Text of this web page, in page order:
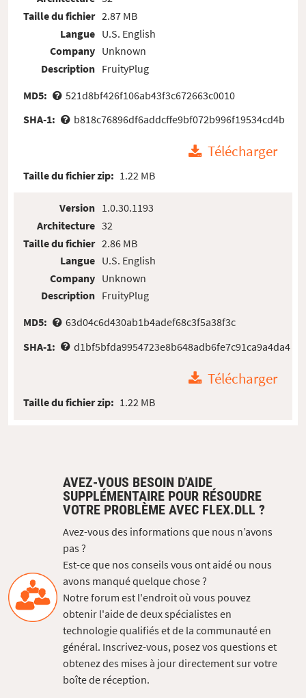
Taille du fichier
Langue
Company
Description
2.87 MB
U.S. English
Unknown
FruityPlug
MD5:
521d8bf426f106ab43f3c672663c0010
SHA-1:
b818c76896df6addcffe9bf072b996f19534cd4b
Télécharger
Taille du fichier zip: 1.22 MB
Version
Architecture
Taille du fichier
Langue
Company
Description
1.0.30.1193
32
2.86 MB
U.S. English
Unknown
FruityPlug
MD5:
63d04c6d430ab1b4adef68c3f5a38f3c
SHA-1:
d1bf5bfda9954723e8b648adb6fe7c91ca9a4da4
Télécharger
Taille du fichier zip: 1.22 MB
AVEZ-VOUS BESOIN D'AIDE
SUPPLÉMENTAIRE POUR RÉSOUDRE
VOTRE PROBLÈME AVEC FLEX.DLL ?
Avez-vous des informations que nous n’avons
pas ?
Est-ce que nos conseils vous ont aidé ou nous
avons manqué quelque chose ?
Notre forum est l'endroit où vous pouvez
obtenir l'aide de deux spécialistes en
technologie qualifiés et de la communauté en
général. Inscrivez-vous, posez vos questions et
obtenez des mises à jour directement sur votre
boîte de réception.